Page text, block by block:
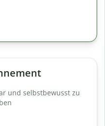
und selbstbewusst zu